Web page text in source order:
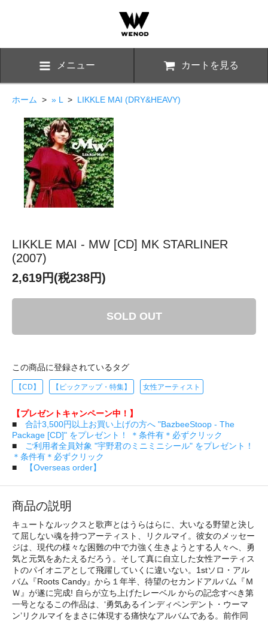
メニュー カートを見る
ホーム > » L > LIKKLE MAI (DRY&HEAVY)
LIKKLE MAI - MW [CD] MK STARLINER
(2007)
2,619円(税238円)
SOLD OUT
この商品に登録されているタグ
【CD】 【ピックアップ・特集】 女性アーティスト
【プレゼントキャンペーン中！】
■ 合計3,500円以上お買い上げの方へ "BazbeeStoop - The
Package [CD]" をプレゼント！ ＊条件有＊必ずクリック
■
ご利用者全員対象 "宇野君のミニミニシール" をプレゼント！
＊条件有＊必ずクリック
■
【Overseas order】
商品の説明
キュートなルックスと歌声とはうらはらに、大いなる野望と決し
て屈しない魂を持つアーティスト、リクルマイ。彼女のメッセー
ジは、現代の様々な困難の中で力強く生きようとする人々へ、勇
気と元気をあたえるだろう。そして真に自立した女性アーティス
トのパイオニアとして飛躍していくに違いない。1stソロ・アル
バム『Roots Candy』から１年半、待望のセカンドアルバム『Ｍ
Ｗ』が遂に完成! 自らが立ち上げたレーベル からの記念すべき第
一号となるこの作品は、‘勇気あるインディペンデント・ウーマ
ン’リクルマイをまさに体現する痛快なアルバムである。前作同